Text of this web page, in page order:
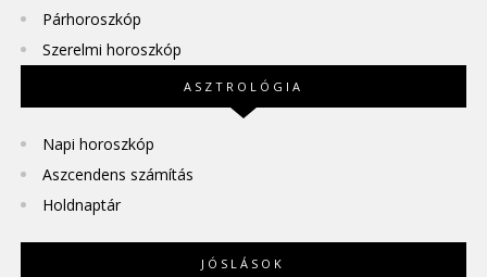
Párhoroszkóp
Szerelmi horoszkóp
ASZTROLÓGIA
Napi horoszkóp
Aszcendens számítás
Holdnaptár
JÓSLÁSOK